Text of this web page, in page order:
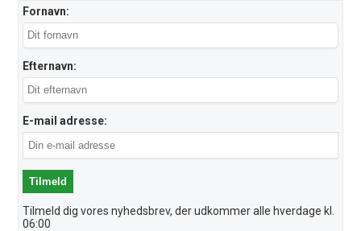
Fornavn:
Efternavn:
E-mail adresse:
Tilmeld dig vores nyhedsbrev, der udkommer alle hverdage kl.
06:00